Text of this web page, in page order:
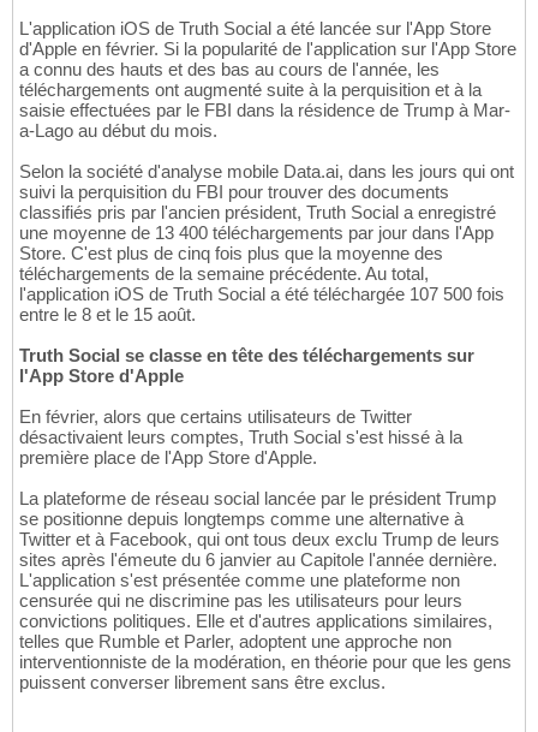
L'application iOS de Truth Social a été lancée sur l'App Store
d'Apple en février. Si la popularité de l'application sur l'App Store
a connu des hauts et des bas au cours de l'année, les
téléchargements ont augmenté suite à la perquisition et à la
saisie effectuées par le FBI dans la résidence de Trump à Mar-
a-Lago au début du mois.
Selon la société d'analyse mobile Data.ai, dans les jours qui ont
suivi la perquisition du FBI pour trouver des documents
classifiés pris par l'ancien président, Truth Social a enregistré
une moyenne de 13 400 téléchargements par jour dans l'App
Store. C'est plus de cinq fois plus que la moyenne des
téléchargements de la semaine précédente. Au total,
l'application iOS de Truth Social a été téléchargée 107 500 fois
entre le 8 et le 15 août.
Truth Social se classe en tête des téléchargements sur
l'App Store d'Apple
En février, alors que certains utilisateurs de Twitter
désactivaient leurs comptes, Truth Social s'est hissé à la
première place de l'App Store d'Apple.
La plateforme de réseau social lancée par le président Trump
se positionne depuis longtemps comme une alternative à
Twitter et à Facebook, qui ont tous deux exclu Trump de leurs
sites après l'émeute du 6 janvier au Capitole l'année dernière.
L'application s'est présentée comme une plateforme non
censurée qui ne discrimine pas les utilisateurs pour leurs
convictions politiques. Elle et d'autres applications similaires,
telles que Rumble et Parler, adoptent une approche non
interventionniste de la modération, en théorie pour que les gens
puissent converser librement sans être exclus.